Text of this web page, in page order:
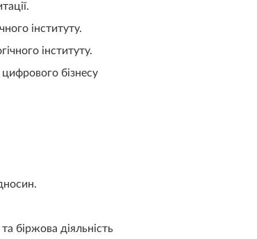
інституту.
інституту.
бізнесу
біржова діяльність